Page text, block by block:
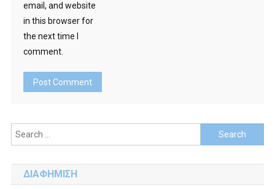
email, and website
in this browser for
the next time I
comment.
Search
for:
ΔΙΑΦΗΜΙΣΗ